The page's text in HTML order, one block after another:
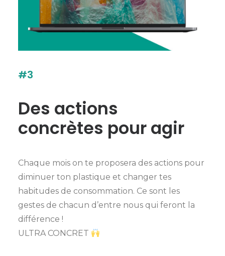
#3
Des actions
concrètes pour agir
Chaque mois on te proposera des actions pour
diminuer ton plastique et changer tes
habitudes de consommation. Ce sont les
gestes de chacun d’entre nous qui feront la
différence !
ULTRA CONCRET